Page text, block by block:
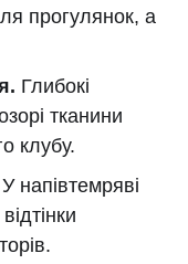
прогулянок, а
Глибокі
тканини
клубу.
У напівтемряві